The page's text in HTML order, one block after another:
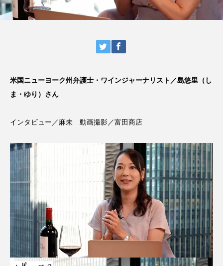
米国ニューヨーク州弁護士・ワインジャーナリスト／島悠里（し
ま・ゆり）さん
インタビュー／麻未 動画撮影／富田商店